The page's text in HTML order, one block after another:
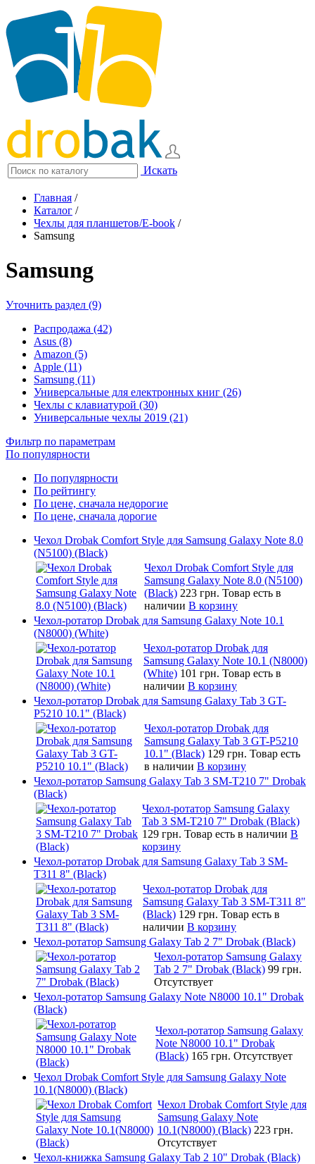
Искать
Главная /
Каталог /
Чехлы для планшетов/E-book /
Samsung
Samsung
Уточнить раздел (9)
Распродажа (42)
Asus (8)
Amazon (5)
Apple (11)
Samsung (11)
Универсальные для електронных книг (26)
Чехлы с клавиатурой (30)
Универсальные чехлы 2019 (21)
Фильтр по параметрам
По популярности
По популярности
По рейтингу
По цене, сначала недорогие
По цене, сначала дорогие
Чехол Drobak Comfort Style для Samsung Galaxy Note 8.0
(N5100) (Black)
Чехол Drobak Comfort Style для
Samsung Galaxy Note 8.0 (N5100)
(Black) 223 грн. Товар есть в
наличии В корзину
Чехол-ротатор Drobak для Samsung Galaxy Note 10.1
(N8000) (White)
Чехол-ротатор Drobak для
Samsung Galaxy Note 10.1 (N8000)
(White) 101 грн. Товар есть в
наличии В корзину
Чехол-ротатор Drobak для Samsung Galaxy Tab 3 GT-
P5210 10.1" (Black)
Чехол-ротатор Drobak для
Samsung Galaxy Tab 3 GT-P5210
10.1" (Black) 129 грн. Товар есть
в наличии В корзину
Чехол-ротатор Samsung Galaxy Tab 3 SM-T210 7" Drobak
(Black)
Чехол-ротатор Samsung Galaxy
Tab 3 SM-T210 7" Drobak (Black)
129 грн. Товар есть в наличии В
корзину
Чехол-ротатор Drobak для Samsung Galaxy Tab 3 SM-
T311 8" (Black)
Чехол-ротатор Drobak для
Samsung Galaxy Tab 3 SM-T311 8"
(Black) 129 грн. Товар есть в
наличии В корзину
Чехол-ротатор Samsung Galaxy Tab 2 7" Drobak (Black)
Чехол-ротатор Samsung Galaxy
Tab 2 7" Drobak (Black) 99 грн.
Отсутствует
Чехол-ротатор Samsung Galaxy Note N8000 10.1" Drobak
(Black)
Чехол-ротатор Samsung Galaxy
Note N8000 10.1" Drobak
(Black) 165 грн. Отсутствует
Чехол Drobak Comfort Style для Samsung Galaxy Note
10.1(N8000) (Black)
Чехол Drobak Comfort Style для
Samsung Galaxy Note
10.1(N8000) (Black) 223 грн.
Отсутствует
Чехол-книжка Samsung Galaxy Tab 2 10" Drobak (Black)